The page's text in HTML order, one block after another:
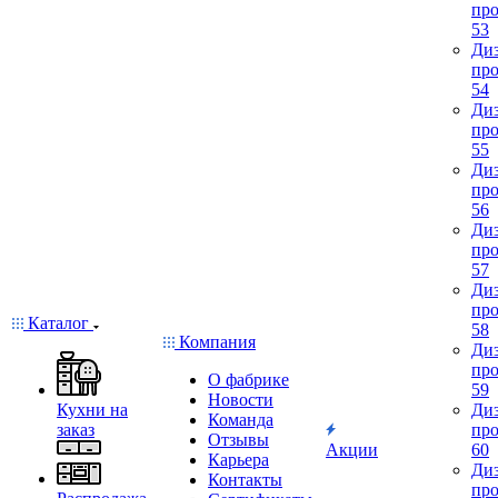
Каталог
Кухни на
заказ
Компания
О фабрике
Новости
Команда
Отзывы
Карьера
Контакты
Акции
53
54
55
56
57
58
59
60